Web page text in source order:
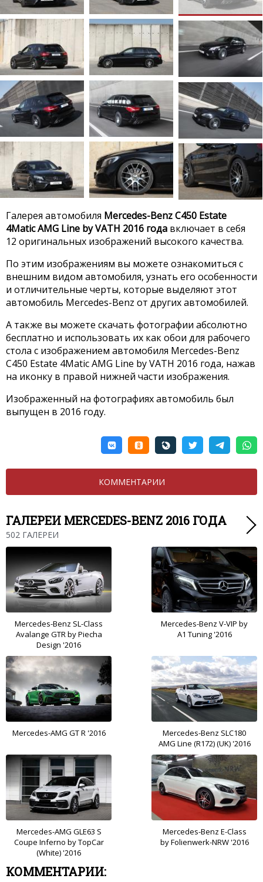
Галерея автомобиля Mercedes-Benz C450 Estate
4Matic AMG Line by VATH 2016 года включает в себя
12 оригинальных изображений высокого качества.
По этим изображениям вы можете ознакомиться с
внешним видом автомобиля, узнать его особенности
и отличительные черты, которые выделяют этот
автомобиль Mercedes-Benz от других автомобилей.
А также вы можете скачать фотографии абсолютно
бесплатно и использовать их как обои для рабочего
стола с изображением автомобиля Mercedes-Benz
C450 Estate 4Matic AMG Line by VATH 2016 года, нажав
на иконку в правой нижней части изображения.
Изображенный на фотографиях автомобиль был
выпущен в 2016 году.
КОММЕНТАРИИ
ГАЛЕРЕИ MERCEDES-BENZ 2016 ГОДА
502 ГАЛЕРЕИ
Mercedes-Benz SL-Class
Avalange GTR by Piecha
Design '2016
Mercedes-Benz V-VIP by
A1 Tuning '2016
Mercedes-AMG GT R '2016
Mercedes-Benz SLC180
AMG Line (R172) (UK) '2016
Mercedes-AMG GLE63 S
Coupe Inferno by TopCar
(White) '2016
Mercedes-Benz E-Class
by Folienwerk-NRW '2016
КОММЕНТАРИИ: